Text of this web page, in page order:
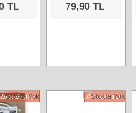
TL 79,90 TL
Arızalı ürün Arızalı ürün